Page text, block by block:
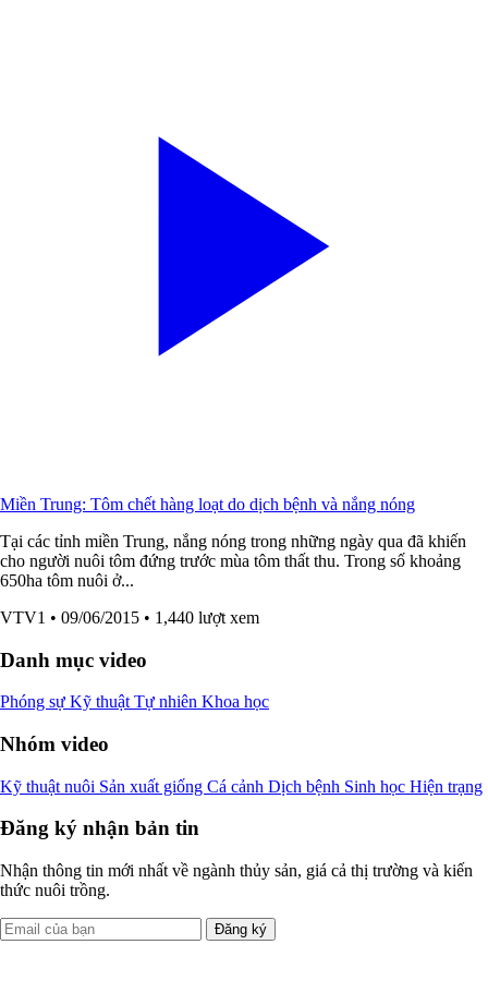
Miền Trung: Tôm chết hàng loạt do dịch bệnh và nắng nóng
Tại các tỉnh miền Trung, nắng nóng trong những ngày qua đã khiến
cho người nuôi tôm đứng trước mùa tôm thất thu. Trong số khoảng
650ha tôm nuôi ở...
VTV1 • 09/06/2015 • 1,440 lượt xem
Danh mục video
Phóng sự Kỹ thuật Tự nhiên Khoa học
Nhóm video
Kỹ thuật nuôi Sản xuất giống Cá cảnh Dịch bệnh Sinh học Hiện trạng
Đăng ký nhận bản tin
Nhận thông tin mới nhất về ngành thủy sản, giá cả thị trường và kiến
thức nuôi trồng.
Đăng ký